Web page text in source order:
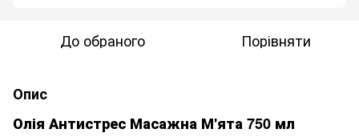
До обраного Порівняти
Опис
Олія Антистрес Масажна М'ята 750 мл